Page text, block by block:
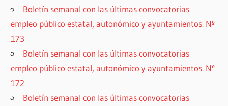
Boletín semanal con las últimas convocatorias
empleo público estatal, autonómico y ayuntamientos. Nº
173
Boletín semanal con las últimas convocatorias
empleo público estatal, autonómico y ayuntamientos. Nº
172
Boletín semanal con las últimas convocatorias